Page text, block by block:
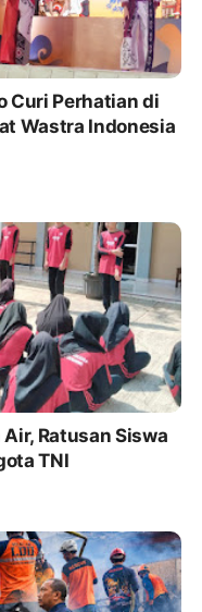
Curi Perhatian di
Wastra Indonesia
Ratusan Siswa
TNI